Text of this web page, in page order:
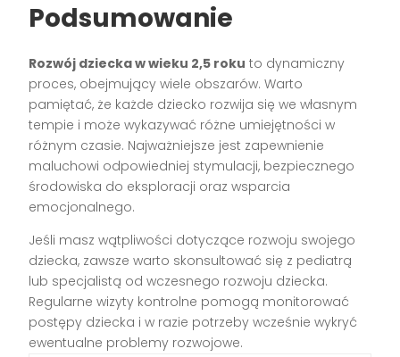
Podsumowanie
Rozwój dziecka w wieku 2,5 roku to dynamiczny
proces, obejmujący wiele obszarów. Warto
pamiętać, że każde dziecko rozwija się we własnym
tempie i może wykazywać różne umiejętności w
różnym czasie. Najważniejsze jest zapewnienie
maluchowi odpowiedniej stymulacji, bezpiecznego
środowiska do eksploracji oraz wsparcia
emocjonalnego.
Jeśli masz wątpliwości dotyczące rozwoju swojego
dziecka, zawsze warto skonsultować się z pediatrą
lub specjalistą od wczesnego rozwoju dziecka.
Regularne wizyty kontrolne pomogą monitorować
postępy dziecka i w razie potrzeby wcześnie wykryć
ewentualne problemy rozwojowe.